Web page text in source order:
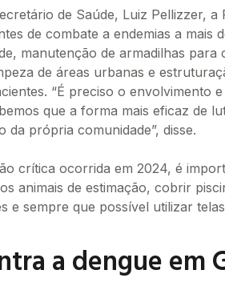
de Saúde, Luiz Pellizzer,
de combate a endemias a mais
manutenção de armadilhas para
de áreas urbanas e
“É preciso o envolvimento
que a forma mais eficaz de
da própria comunidade”, disse.
crítica ocorrida em 2024, é
animais de estimação, cobrir
e sempre que possível utilizar
a dengue em